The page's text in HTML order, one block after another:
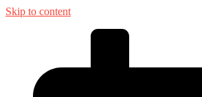
Skip to content